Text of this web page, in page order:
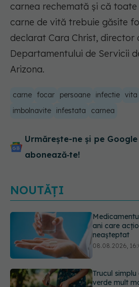
carnea rechemată și că
carne de vită trebuie găsite
declarat Cara Christ, director
Departamentului de Servicii
Arizona.
carne focar persoane infectie vita
imbolnavite
infestata carnea
Urmărește-ne și pe Google
abonează‑te!
NOUTĂȚI
Trucul simplu
verde mult
08.08.2026,